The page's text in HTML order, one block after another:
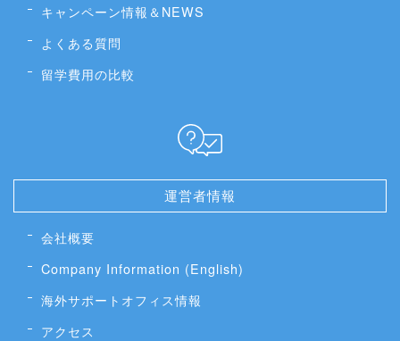
キャンペーン情報＆NEWS
よくある質問
留学費用の比較
運営者情報
会社概要
Company Information (English)
海外サポートオフィス情報
アクセス